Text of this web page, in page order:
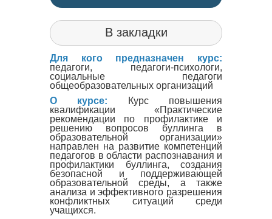
В закладки
Для кого предназначен курс:
педагоги, педагоги-психологи,
социальные педагоги
общеобразовательных организаций
О курсе:
Курс повышения
квалификации «Практические
рекомендации по профилактике и
решению вопросов буллинга в
образовательной организации»
направлен на развитие компетенций
педагогов в области распознавания и
профилактики буллинга, создания
безопасной и поддерживающей
образовательной среды, а также
анализа и эффективного разрешения
конфликтных ситуаций среди
учащихся.